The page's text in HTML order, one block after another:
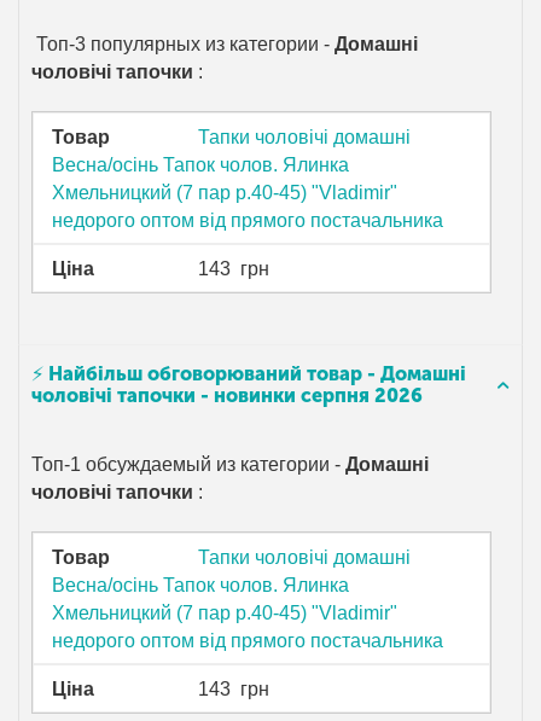
Топ-3 популярных из категории -Домашні
чоловічі тапочки :
Товар
Тапки чоловічі домашні
Весна/осінь Тапок чолов. Ялинка
Хмельницкий (7 пар р.40-45) "Vladimir"
недорого оптом від прямого постачальника
Ціна 143 грн
⚡ Найбільш обговорюваний товар - Домашні
чоловічі тапочки - новинки серпня 2026
Топ-1 обсуждаемый из категории -Домашні
чоловічі тапочки :
Товар
Тапки чоловічі домашні
Весна/осінь Тапок чолов. Ялинка
Хмельницкий (7 пар р.40-45) "Vladimir"
недорого оптом від прямого постачальника
Ціна 143 грн